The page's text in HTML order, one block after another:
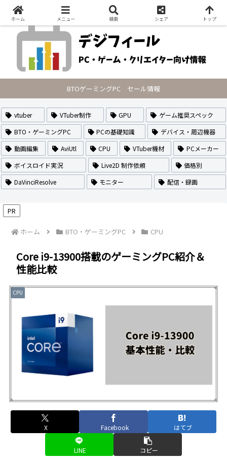
PCの最新セール情報・VTuberのなり方や作り方・配信方法を紹介
BTOゲーミングPC セール情報
vtuber VTuber制作 GPU
ゲーム推奨スペック
BTO・ゲーミングPC
PCの基礎知識
デバイス・周辺機器
動画編集
AviUtl CPU VTuber機材
PCメーカー
ボイスロイド実況
Live2D 制作依頼
価格別
DaVinciResolve
モニター 配信・録画
PR
ホーム BTO・ゲーミングPC CPU
Core i9-13900搭載のゲーミングPC紹介＆
性能比較
CPU
X Facebook はてブ
LINE コピー
ホーム メニュー 検索 シェア トップ